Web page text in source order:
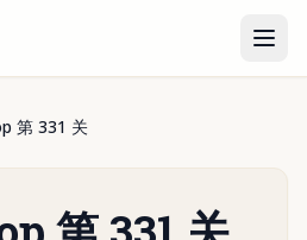
第 331 关